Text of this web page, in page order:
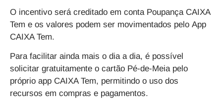
O incentivo será creditado em conta Poupança CAIXA
Tem e os valores podem ser movimentados pelo App
CAIXA Tem.
Para facilitar ainda mais o dia a dia, é possível
solicitar gratuitamente o cartão Pé-de-Meiapelo
próprio app CAIXA Tem, permitindo o uso dos
recursos em compras e pagamentos.